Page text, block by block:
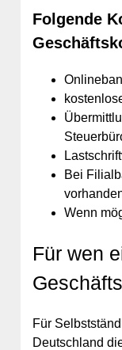
Folgende
Bei
Wenn
Für wen
Für
Deutschland